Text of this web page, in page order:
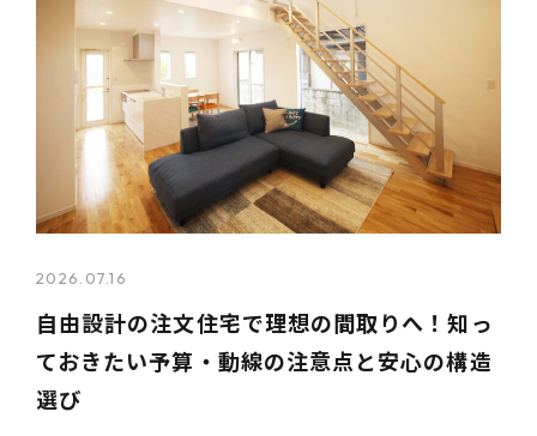
2026.07.16
自由設計の注文住宅で理想の間取りへ！知っ
ておきたい予算・動線の注意点と安心の構造
選び